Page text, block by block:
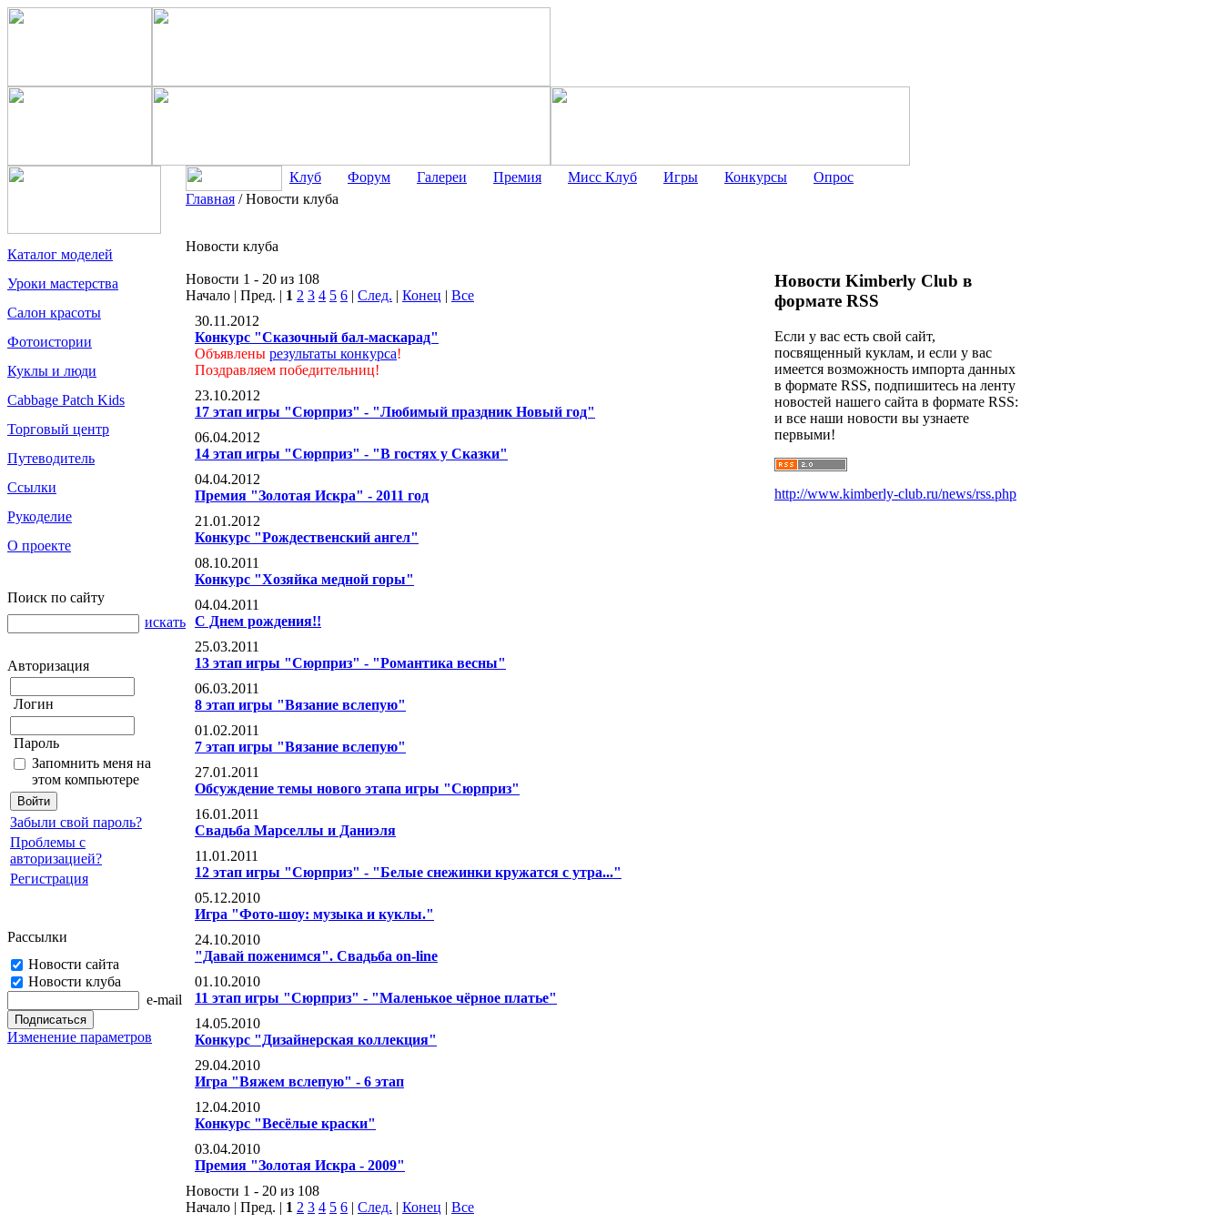
Каталог моделей
Уроки мастерства
Салон красоты
Фотоистории
Куклы и люди
Cabbage Patch Kids
Торговый центр
Путеводитель
Ссылки
Рукоделие
О проекте
Поиск по сайту
искать
Авторизация
Логин
Пароль
Запомнить меня на
этом компьютере
Забыли свой пароль?
Проблемы с
авторизацией?
Регистрация
Рассылки
Новости сайта
Новости клуба
e-mail
Изменение параметров
Клуб Форум Галереи Премия Мисс Клуб Игры Конкурсы
Опрос
Главная /Новости клуба
Новости клуба
Новости Kimberly Club в
формате RSS
Если у вас есть свой сайт,
посвященный куклам, и если у вас
имеется возможность импорта данных
в формате RSS, подпишитесь на ленту
новостей нашего сайта в формате RSS:
и все наши новости вы узнаете
первыми!
http://www.kimberly-club.ru/news/rss.php
Новости 1 - 20 из 108
Начало | Пред. | 1 2 3 4 5 6 | След. | Конец | Все
30.11.2012
Конкурс "Сказочный бал-маскарад"
Объявлены результаты конкурса!
Поздравляем победительниц!
23.10.2012
17 этап игры "Сюрприз" - "Любимый праздник Новый год"
06.04.2012
14 этап игры "Сюрприз" - "В гостях у Сказки"
04.04.2012
Премия "Золотая Искра" - 2011 год
21.01.2012
Конкурс "Рождественский ангел"
08.10.2011
Конкурс "Хозяйка медной горы"
04.04.2011
С Днем рождения!!
25.03.2011
13 этап игры "Сюрприз" - "Романтика весны"
06.03.2011
8 этап игры "Вязание вслепую"
01.02.2011
7 этап игры "Вязание вслепую"
27.01.2011
Обсуждение темы нового этапа игры "Сюрприз"
16.01.2011
Свадьба Марселлы и Даниэля
11.01.2011
12 этап игры "Сюрприз" - "Белые снежинки кружатся с утра..."
05.12.2010
Игра "Фото-шоу: музыка и куклы."
24.10.2010
"Давай поженимся". Свадьба on-line
01.10.2010
11 этап игры "Сюрприз" - "Маленькое чёрное платье"
14.05.2010
Конкурс "Дизайнерская коллекция"
29.04.2010
Игра "Вяжем вслепую" - 6 этап
12.04.2010
Конкурс "Весёлые краски"
03.04.2010
Премия "Золотая Искра - 2009"
Новости 1 - 20 из 108
Начало | Пред. | 1 2 3 4 5 6 | След. | Конец | Все